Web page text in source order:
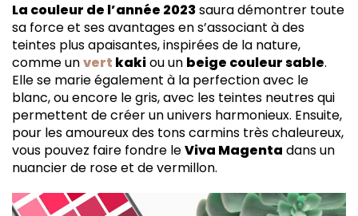
La couleur de l’année 2023saura démontrer toute
sa force et ses avantages en s’associant à des
teintes plus apaisantes, inspirées de la nature,
comme unvert kakiou un beige couleur sable.
Elle se marie également à la perfection avec le
blanc, ou encore le gris, avec les teintes neutres qui
permettent de créer un univers harmonieux. Ensuite,
pour les amoureux des tons carmins très chaleureux,
vous pouvez faire fondre leViva Magenta dans un
nuancier de rose et de vermillon.